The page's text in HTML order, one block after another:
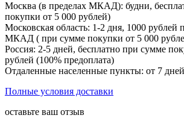
Москва (в пределах МКАД): будни,
покупки от 5 000 рублей)
Московская область: 1-2 дня, 1000 рублей
МКАД ( при сумме покупки от 5 000
Россия: 2-5 дней, бесплатно при сумме
рублей (100% предоплата)
Отдаленные населенные пункты: от 7 дней
Полные условия доставки
оставьте ваш отзыв